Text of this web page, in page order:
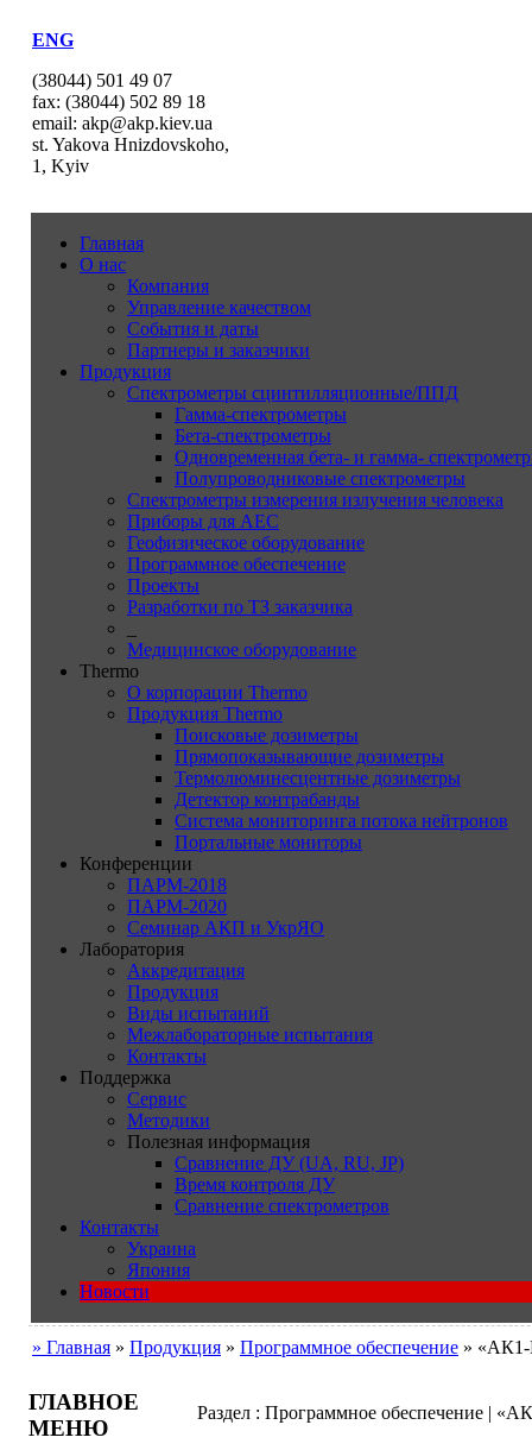
ENG
(38044) 501 49 07
fax: (38044) 502 89 18
email: akp@akp.kiev.ua
st. Yakova Hnizdovskoho,
1, Kyiv
Главная
О нас
Компания
Управление качеством
События и даты
Партнеры и заказчики
Продукция
Спектрометры сцинтилляционные/ППД
Гамма-спектрометры
Бета-спектрометры
Одновременная бета- и гамма-
Полупроводниковые спектрометры
Спектрометры измерения излучения человека
Приборы для АЕС
Геофизическое оборудование
Программное обеспечение
Проекты
Разработки по ТЗ заказчика
Медицинское оборудование
Thermo
О корпорации Thermo
Продукция Thermo
Поисковые дозиметры
Прямопоказывающие дозиметры
Термолюминесцентные дозиметры
Детектор контрабанды
Система мониторинга потока нейтронов
Портальные мониторы
Конференции
ПАРМ-2018
ПАРМ-2020
Семинар АКП и УкрЯО
Лаборатория
Аккредитация
Продукция
Виды испытаний
Межлабораторные испытания
Контакты
Поддержка
Сервис
Методики
Полезная информация
Сравнение ДУ (UA, RU, JP)
Время контроля ДУ
Сравнение спектрометров
Контакты
Украина
Япония
Новости
» Главная » Продукция » Программное обеспечение »
ГЛАВНОЕ
МЕНЮ
Раздел : Программное обеспечение |